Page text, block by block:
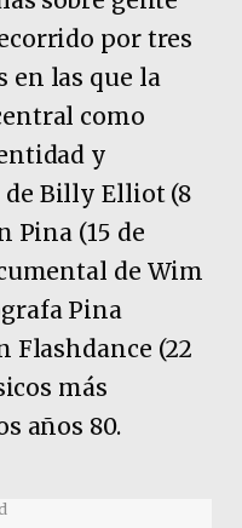
por tres
en las que la
como
y
Billy Elliot (8
Pina (15 de
de Wim
Pina
Flashdance (22
más
años 80.